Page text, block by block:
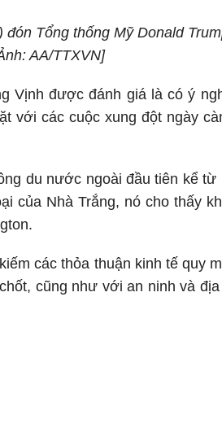
Tổng thống Mỹ Donald
AA/TTXVN]
Vịnh được đánh giá là có ý
với các cuộc xung đột ngày
du nước ngoài đầu tiên kể từ
của Nhà Trắng, nó cho thấy
các thỏa thuận kinh tế quy
cũng như với an ninh và